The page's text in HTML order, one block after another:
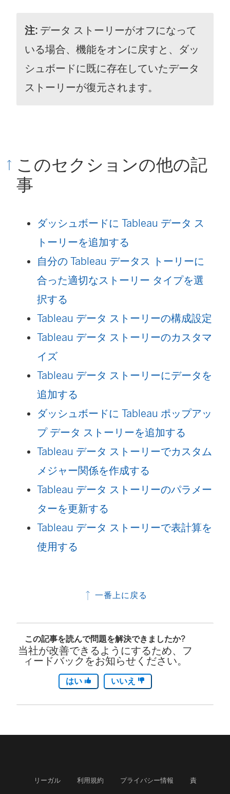
注: データ ストーリーがオフになって
いる場合、機能をオンに戻すと、ダッ
シュボードに既に存在していたデータ
ストーリーが復元されます。
このセクションの他の記
事
ダッシュボードに Tableau データ ス
トーリーを追加する
自分の Tableau データス トーリーに
合った適切なストーリー タイプを選
択する
Tableau データ ストーリーの構成設定
Tableau データ ストーリーのカスタマ
イズ
Tableau データ ストーリーにデータを
追加する
ダッシュボードに Tableau ポップアッ
プ データ ストーリーを追加する
Tableau データ ストーリーでカスタム
メジャー関係を作成する
Tableau データ ストーリーのパラメー
ターを更新する
Tableau データ ストーリーで表計算を
使用する
一番上に戻る
この記事を読んで問題を解決できましたか?
当社が改善できるようにするため、フ
ィードバックをお知らせください。
はい いいえ
リーガル 利用規約 プライバシー情報 責